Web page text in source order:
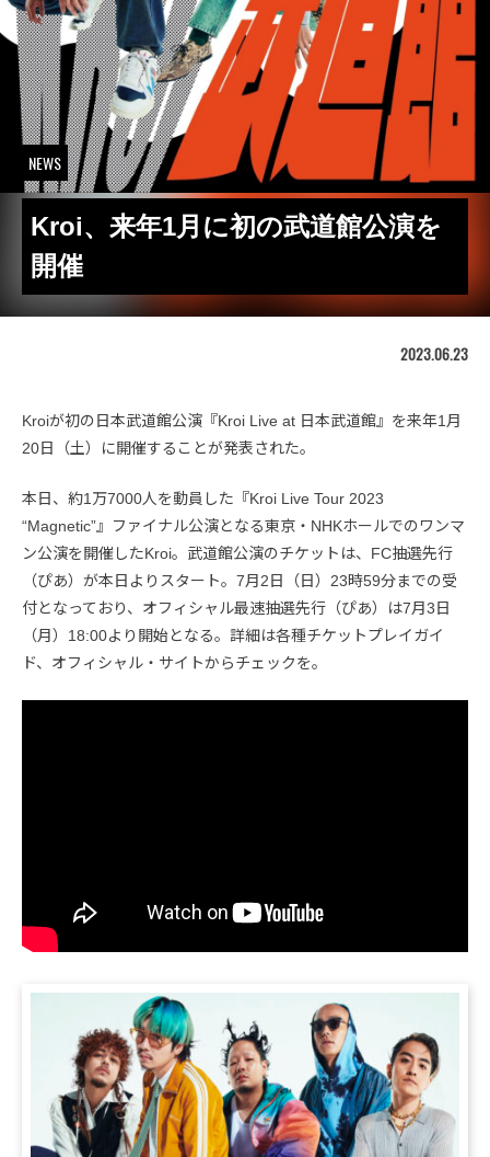
NEWS
Kroi、来年1月に初の武道館公演を
開催
2023.06.23
Kroiが初の日本武道館公演『Kroi Live at 日本武道館』を来年1月
20日（土）に開催することが発表された。
本日、約1万7000人を動員した『Kroi Live Tour 2023
“Magnetic”』ファイナル公演となる東京・NHKホールでのワンマ
ン公演を開催したKroi。武道館公演のチケットは、FC抽選先行
（ぴあ）が本日よりスタート。7月2日（日）23時59分までの受
付となっており、オフィシャル最速抽選先行（ぴあ）は7月3日
（月）18:00より開始となる。詳細は各種チケットプレイガイ
ド、オフィシャル・サイトからチェックを。